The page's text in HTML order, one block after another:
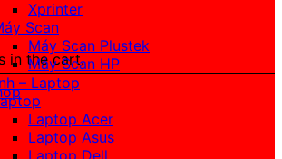
in the cart.
Xprinter
Scan
Máy Scan Plustek
Máy Scan HP
– Laptop
Laptop Acer
Laptop Asus
Laptop Dell